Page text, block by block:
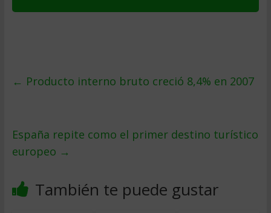
← Producto interno bruto creció 8,4% en 2007
España repite como el primer destino turí­stico
europeo →
También te puede gustar